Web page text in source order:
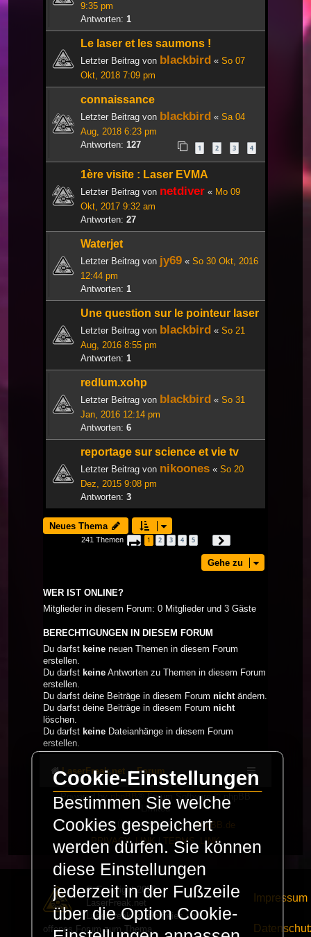
9:35 pm
Antworten: 1
Le laser et les saumons !
Letzter Beitrag von blackbird « So 07
Okt, 2018 7:09 pm
connaissance
Letzter Beitrag von blackbird « Sa 04
Aug, 2018 6:23 pm
Antworten: 127 1 2 3 4
1ère visite : Laser EVMA
Letzter Beitrag von netdiver « Mo 09
Okt, 2017 9:32 am
Antworten: 27
Waterjet
Letzter Beitrag von jy69 « So 30 Okt, 2016
12:44 pm
Antworten: 1
Une question sur le pointeur laser
Letzter Beitrag von blackbird « So 21
Aug, 2016 8:55 pm
Antworten: 1
redlum.xohp
Letzter Beitrag von blackbird « So 31
Jan, 2016 12:14 pm
Antworten: 6
reportage sur science et vie tv
Letzter Beitrag von nikoones « So 20
Dez, 2015 9:08 pm
Antworten: 3
Neues Thema
241 Themen Seite 1von
1 2 3 4 5
Gehe zu
WER IST ONLINE?
Mitglieder in diesem Forum: 0 Mitglieder und 3 Gäste
BERECHTIGUNGEN IN DIESEM FORUM
Du darfst keine neuen Themen in diesem Forum
erstellen.
Du darfst keine Antworten zu Themen in diesem Forum
erstellen.
Du darfst deine Beiträge in diesem Forum nichtändern.
Du darfst deine Beiträge in diesem Forum nicht
löschen.
Du darfst keine Dateianhänge in diesem Forum
erstellen.
LaserFreak.net Forum
Powered by phpBB
® Forum Software © phpBB
Limited
Deutsche Übersetzung durchphpBB.de
PRIVACY_LINK| TERMS_LINK
© Copyright 2025 -
LaserFreak.net
LaserFreak ist ein freies und
offenes Forum zum Thema
Impressum
Cookie-Einstellungen
Bestimmen Sie welche
Cookies gespeichert
werden dürfen. Sie können
diese Einstellungen
jederzeit in der Fußzeile
über die Option Cookie-